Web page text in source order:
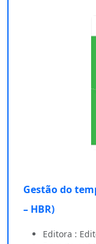
Gestão do
– HBR)
Editora :